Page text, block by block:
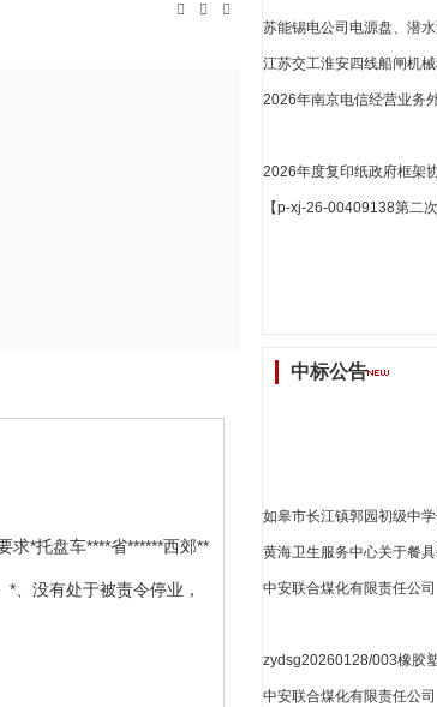



*托盘车****省******西郊**
、没有处于被责令停业，
中标公告